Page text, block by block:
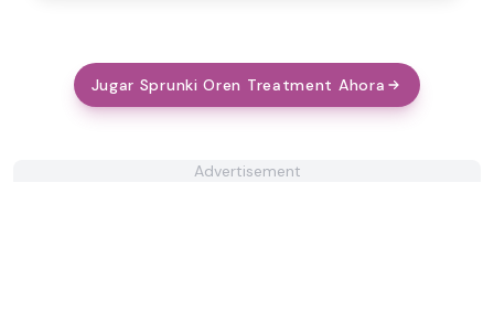
Jugar Sprunki Oren Treatment Ahora
Advertisement